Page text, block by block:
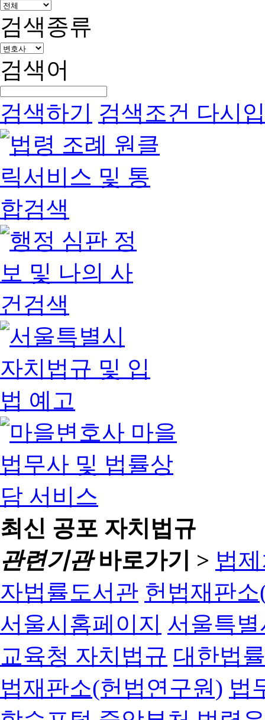
검색종류
검색어
검색하기 검색조건 다시
최신 공포 자치법규
관련기관바로가기 > 법
자법률도서관 헌법재판
서울시홈페이지 서울특
교육청 자치법규 대한법
법재판소(헌법연구원) 법